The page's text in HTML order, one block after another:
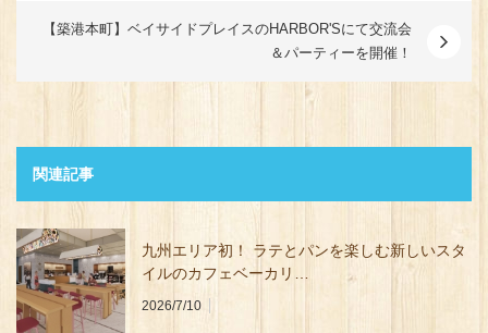
【築港本町】ベイサイドプレイスのHARBOR'Sにて交流会
＆パーティーを開催！
関連記事
九州エリア初！ ラテとパンを楽しむ新しいスタ
イルのカフェベーカリ…
2026/7/10